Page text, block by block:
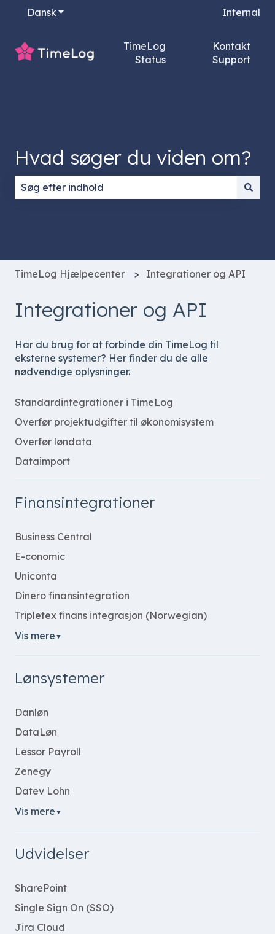
DanskVis undermenu for oversættelser Internal
TimeLog
Status
Kontakt
Support
Hvad søger du viden om?
TimeLog Hjælpecenter Integrationer og API
Integrationer og API
Har du brug for at forbinde din TimeLog til
eksterne systemer? Her finder du de alle
nødvendige oplysninger.
Standardintegrationer i TimeLog
Overfør projektudgifter til økonomisystem
Overfør løndata
Dataimport
Finansintegrationer
Business Central
E-conomic
Uniconta
Dinero finansintegration
Tripletex finans integrasjon (Norwegian)
Vis mere ▼
Lønsystemer
Danløn
DataLøn
Lessor Payroll
Zenegy
Datev Lohn
Vis mere ▼
Udvidelser
SharePoint
Single Sign On (SSO)
Jira Cloud